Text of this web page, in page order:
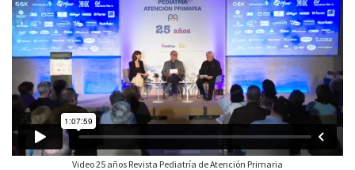
Video 25 años Revista Pediatría de Atención Primaria